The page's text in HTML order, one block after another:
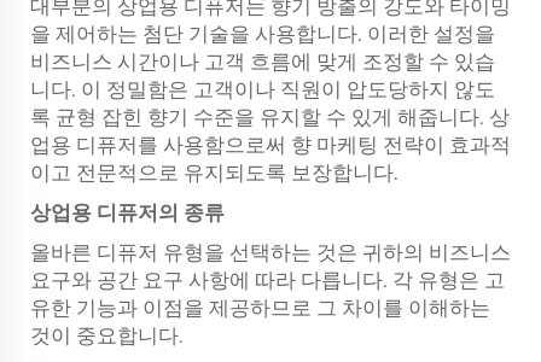
대부분의 상업용 디퓨저는 향기 방출의 강도와 타이밍
을 제어하는 첨단 기술을 사용합니다. 이러한 설정을
비즈니스 시간이나 고객 흐름에 맞게 조정할 수 있습
니다. 이 정밀함은 고객이나 직원이 압도당하지 않도
록 균형 잡힌 향기 수준을 유지할 수 있게 해줍니다. 상
업용 디퓨저를 사용함으로써 향 마케팅 전략이 효과적
이고 전문적으로 유지되도록 보장합니다.
상업용 디퓨저의 종류
올바른 디퓨저 유형을 선택하는 것은 귀하의 비즈니스
요구와 공간 요구 사항에 따라 다릅니다. 각 유형은 고
유한 기능과 이점을 제공하므로 그 차이를 이해하는
것이 중요합니다.